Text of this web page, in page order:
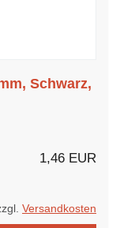
Schwarz,
1,46 EUR
Versandkosten